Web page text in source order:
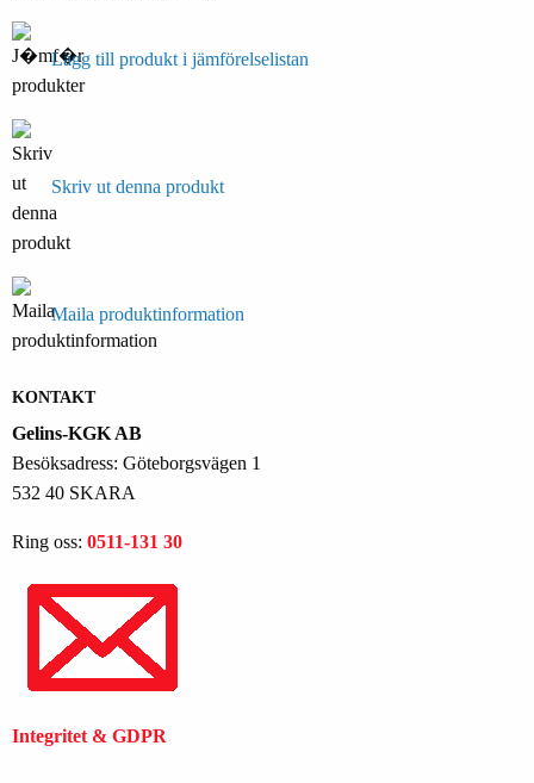
Lägg till produkt i jämförelselistan
Skriv ut denna produkt
Maila produktinformation
KONTAKT
Gelins-KGK AB
Besöksadress: Göteborgsvägen 1
532 40 SKARA
Ring oss: 0511-131 30
Integritet & GDPR